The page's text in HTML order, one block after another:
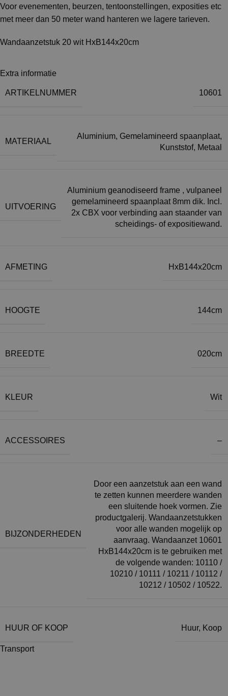
Voor evenementen, beurzen, tentoonstellingen, exposities etc
met meer dan 50 meter wand hanteren we lagere tarieven.
Wandaanzetstuk 20 wit HxB144x20cm
Extra informatie
ARTIKELNUMMER 10601
MATERIAAL
Aluminium, Gemelamineerd spaanplaat,
Kunststof, Metaal
UITVOERING
Aluminium geanodiseerd frame , vulpaneel
gemelamineerd spaanplaat 8mm dik. Incl.
2x CBX voor verbinding aan staander van
scheidings- of expositiewand.
AFMETING HxB144x20cm
HOOGTE 144cm
BREEDTE 020cm
KLEUR Wit
ACCESSOIRES –
BIJZONDERHEDEN
Door een aanzetstuk aan een wand
te zetten kunnen meerdere wanden
een sluitende hoek vormen. Zie
productgalerij. Wandaanzetstukken
voor alle wanden mogelijk op
aanvraag. Wandaanzet 10601
HxB144x20cm is te gebruiken met
de volgende wanden: 10110 /
10210 / 10111 / 10211 / 10112 /
10212 / 10502 / 10522.
HUUR OF KOOP Huur, Koop
Transport